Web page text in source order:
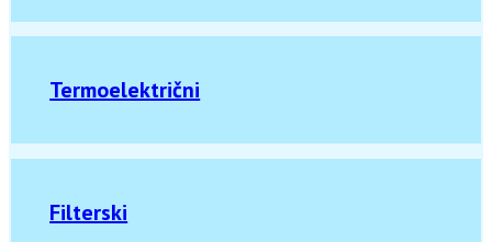
Termoelektrični
Filterski